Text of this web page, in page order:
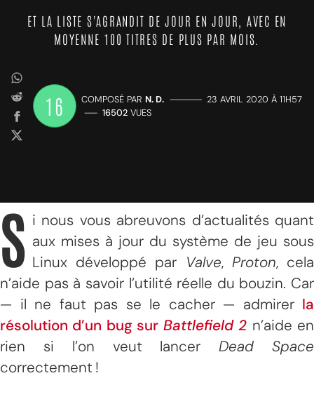
ET LA LISTE S'AGRANDIT DE JOUR EN JOUR, AVEC EN
MOYENNE 100 TITRES DE PLUS PAR MOIS.
16 COMPOSÉ PAR N. D. ————— 23 AVRIL 2020 À 11H57
—— 16502 VUES
S i nous vous abreuvons d’actualités quant
aux mises à jour du système de jeu sous
Linux développé par Valve, Proton, cela
n’aide pas à savoir l’utilité réelle du bouzin. Car
— il ne faut pas se le cacher — admirer la
résolution d’un bug sur Battlefield 2 n’aide en
rien si l’on veut lancerDead Space
correctement !